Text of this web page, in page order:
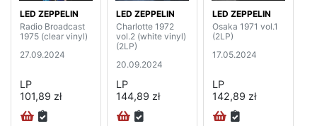
LED ZEPPELIN
Radio Broadcast
1975 (clear vinyl)
27.09.2024
LP
101,89 zł
LED ZEPPELIN
Charlotte 1972
vol.2 (white vinyl)
(2LP)
20.09.2024
LP
144,89 zł
LED ZEPPELIN
Osaka 1971 vol.1
(2LP)
17.05.2024
LP
142,89 zł